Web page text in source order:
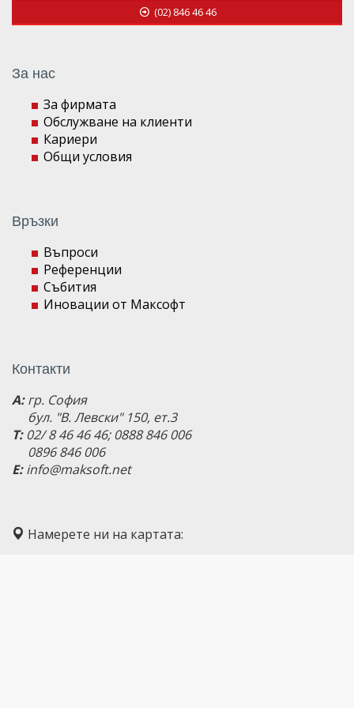
(02) 846 46 46
За нас
За фирмата
Обслужване на клиенти
Кариери
Общи условия
Връзки
Въпроси
Референции
Събития
Иновации от Максофт
Контакти
A:гр. София
бул. "В. Левски" 150, ет.3
T:02/ 8 46 46 46; 0888 846 006
0896 846 006
E:info@maksoft.net
Намерете ни на картата: